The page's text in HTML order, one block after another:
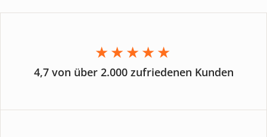
★★★★★
4,7 von über 2.000 zufriedenen Kunden